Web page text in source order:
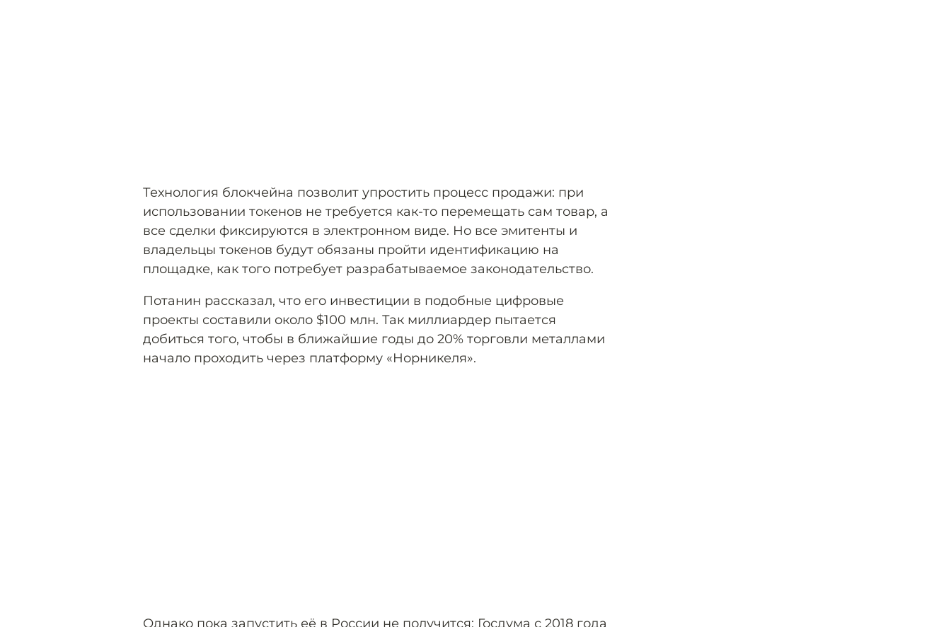
Технология блокчейна позволит упростить процесс продажи: при
использовании токенов не требуется как-то перемещать сам товар, а
все сделки фиксируются в электронном виде. Но все эмитенты и
владельцы токенов будут обязаны пройти идентификацию на
площадке, как того потребует разрабатываемое законодательство.
Потанин рассказал, что его инвестиции в подобные цифровые
проекты составили около $100 млн. Так миллиардер пытается
добиться того, чтобы в ближайшие годы до 20% торговли металлами
начало проходить через платформу «Норникеля».
Однако пока запустить её в России не получится: Госдума с 2018 года